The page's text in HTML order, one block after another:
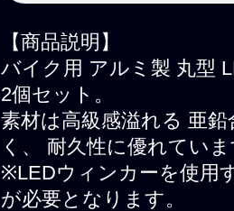
【商品説明】
バイク用 アルミ製 丸型
2個セット。
素材は高級感溢れる 亜
く、 耐久性に優れてい
※LEDウィンカーを使用
が必要となります。